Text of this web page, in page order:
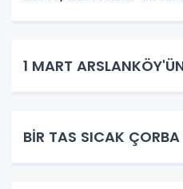
1 MART
BİR TAS SICAK